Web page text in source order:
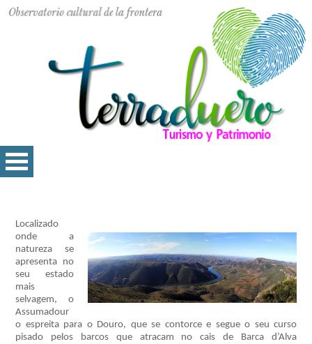
Localizado
onde a
natureza se
apresenta no
seu estado
mais
selvagem, o
Assumadour
o espreita para o Douro, que se contorce e segue o seu curso
pisado pelos barcos que atracam no cais de Barca d’Alva